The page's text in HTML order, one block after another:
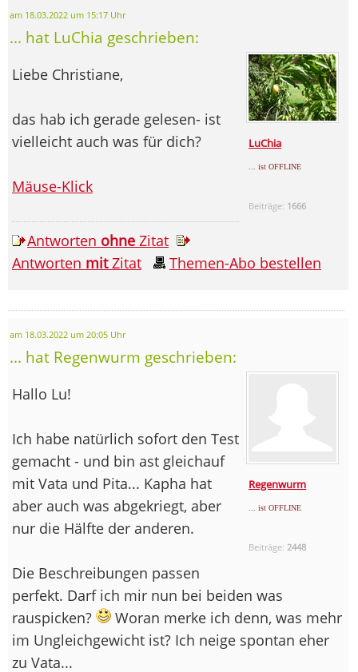
am 18.03.2022 um 15:17 Uhr
... hat LuChia geschrieben:
LuChia
... ist OFFLINE
Beiträge: 1666
Liebe Christiane,
das hab ich gerade gelesen- ist
vielleicht auch was für dich?
Mäuse-Klick
Antworten ohne Zitat
Antworten mitZitat Themen-Abo bestellen
am 18.03.2022 um 20:05 Uhr
... hat Regenwurm geschrieben:
Regenwurm
... ist OFFLINE
Beiträge: 2448
Hallo Lu!
Ich habe natürlich sofort den Test
gemacht - und bin ast gleichauf
mit Vata und Pita... Kapha hat
aber auch was abgekriegt, aber
nur die Hälfte der anderen.
Die Beschreibungen passen
perfekt. Darf ich mir nun bei beiden was
rauspicken?
Woran merke ich denn, was mehr
im Ungleichgewicht ist? Ich neige spontan eher
zu Vata...